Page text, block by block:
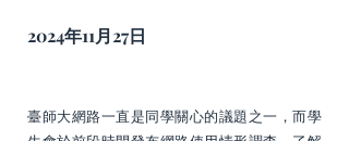
2024年11月27日
臺師大網路一直是同學關心的議題之一，而學